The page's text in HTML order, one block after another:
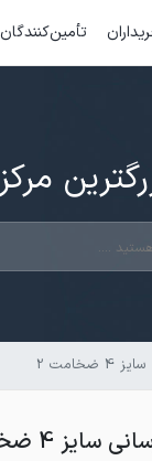
تأمین‌کنندگان
ضخامت 2
4 ضخامت 2